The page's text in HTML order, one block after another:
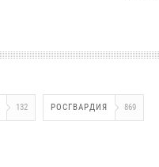
132 РОСГВАРДИЯ 869